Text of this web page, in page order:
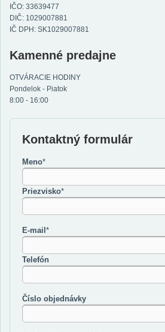
IČO: 33639477
DIČ: 1029007881
IČ DPH: SK1029007881
Kamenné predajne
OTVÁRACIE HODINY
Pondelok - Piatok
8:00 - 16:00
Kontaktný formulár
Meno*
Priezvisko*
E-mail*
Telefón
Číslo objednávky